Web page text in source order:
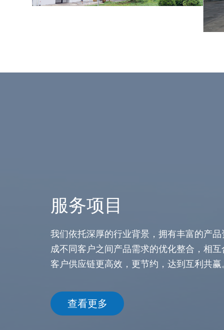
服务项目
我们依托深厚的行业背景，拥有丰富的产
成不同客户之间产品需求的优化整合，相
客户供应链更高效，更节约，达到互利共赢
查看更多